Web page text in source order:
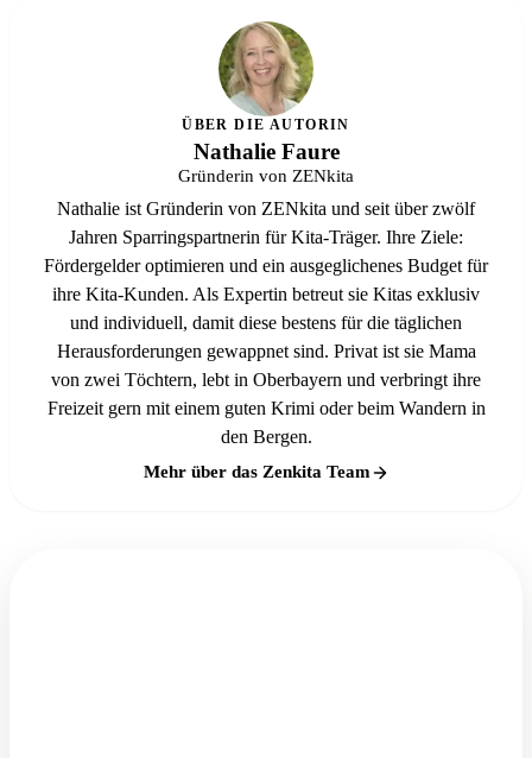
ÜBER DIE AUTORIN
Nathalie Faure
Gründerin von ZENkita
Nathalie ist Gründerin von ZENkita und seit über zwölf
Jahren Sparringspartnerin für Kita-Träger. Ihre Ziele:
Fördergelder optimieren und ein ausgeglichenes Budget für
ihre Kita-Kunden. Als Expertin betreut sie Kitas exklusiv
und individuell, damit diese bestens für die täglichen
Herausforderungen gewappnet sind. Privat ist sie Mama
von zwei Töchtern, lebt in Oberbayern und verbringt ihre
Freizeit gern mit einem guten Krimi oder beim Wandern in
den Bergen.
Mehr über das Zenkita Team